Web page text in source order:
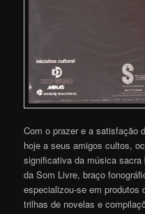
Com o prazer e a satisfação
hoje a seus amigos cultos,
significativa da música
da Som Livre, braço
especializou-se em produtos
trilhas de novelas e